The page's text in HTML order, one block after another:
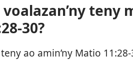
teny
30?
ao amin’ny Matio